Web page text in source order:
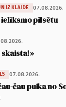
IZKLAIDE 07.08.2026.
ielīksmo pilsētu
07.08.2026.
čau puika no